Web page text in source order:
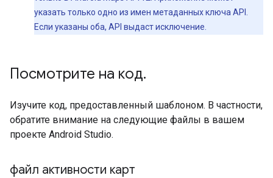
указать только одно из имен метаданных ключа API.
Если указаны оба, API выдаст исключение.
Посмотрите на код.
Изучите код, предоставленный шаблоном. В частности,
обратите внимание на следующие файлы в вашем
проекте Android Studio.
файл активности карт